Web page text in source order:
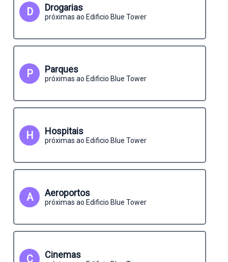
D Drogarias
próximas ao Edificio Blue Tower
P Parques
próximas ao Edificio Blue Tower
H Hospitais
próximas ao Edificio Blue Tower
A Aeroportos
próximas ao Edificio Blue Tower
C Cinemas